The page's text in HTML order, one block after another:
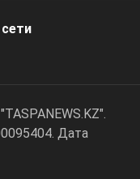
Дата